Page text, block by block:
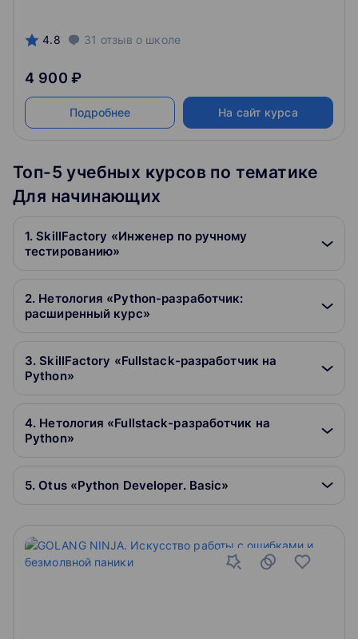
теоретические знания о области квантовых
вычислений!
4.8 31 отзыв о школе
4 900 ₽
Подробнее На сайт курса
Топ-5 учебных курсов по тематике
Для начинающих
1. SkillFactory «Инженер по ручному
тестированию»
2. Нетология «Python-разработчик:
расширенный курс»
3. SkillFactory «Fullstack-разработчик на
Python»
4. Нетология «Fullstack-разработчик на
Python»
5. Otus «Python Developer. Basic»